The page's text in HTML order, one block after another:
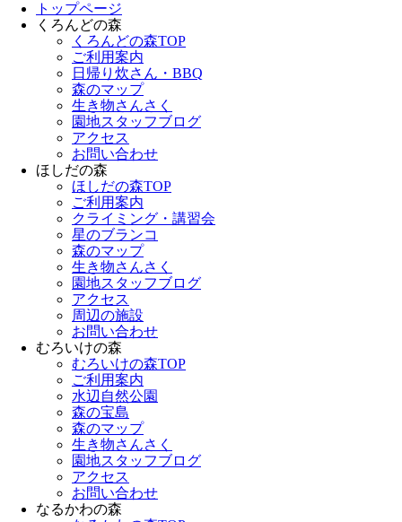
トップページ
くろんどの森
くろんどの森TOP
ご利用案内
日帰り炊さん・BBQ
森のマップ
生き物さんさく
園地スタッフブログ
アクセス
お問い合わせ
ほしだの森
ほしだの森TOP
ご利用案内
クライミング・講習会
星のブランコ
森のマップ
生き物さんさく
園地スタッフブログ
アクセス
周辺の施設
お問い合わせ
むろいけの森
むろいけの森TOP
ご利用案内
水辺自然公園
森の宝島
森のマップ
生き物さんさく
園地スタッフブログ
アクセス
お問い合わせ
なるかわの森